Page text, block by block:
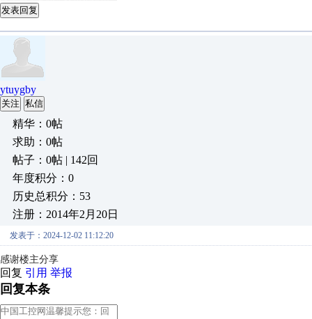
发表回复
ytuygby
关注 私信
精华：0帖
求助：0帖
帖子：0帖 | 142回
年度积分：0
历史总积分：53
注册：2014年2月20日
发表于：2024-12-02 11:12:20
感谢楼主分享
回复 引用 举报
回复本条